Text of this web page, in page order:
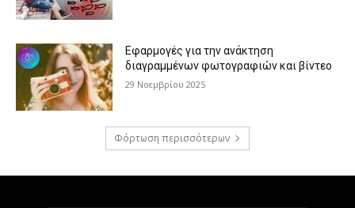
Εφαρμογές για την ανάκτηση
διαγραμμένων φωτογραφιών και βίντεο
29 Νοεμβρίου 2025
Φόρτωση περισσότερων